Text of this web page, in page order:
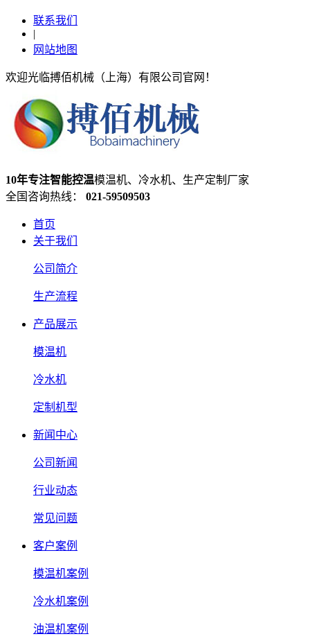
联系我们
|
网站地图
欢迎光临搏佰机械（上海）有限公司官网！
10年专注智能控温模温机、冷水机、生产定制厂家
全国咨询热线： 021-59509503
首页
关于我们
公司简介
生产流程
产品展示
模温机
冷水机
定制机型
新闻中心
公司新闻
行业动态
常见问题
客户案例
模温机案例
冷水机案例
油温机案例